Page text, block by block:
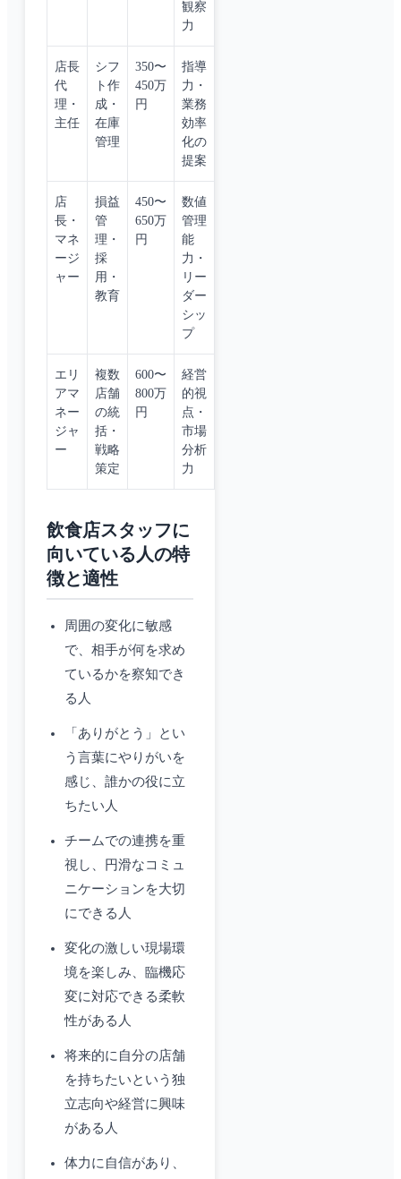
観察
力
店長
代
理・
主任
シフ
ト作
成・
在庫
管理
350〜
450万
円
指導
力・
業務
効率
化の
提案
店
長・
マネ
ージ
ャー
損益
管
理・
採
用・
教育
450〜
650万
円
数値
管理
能
力・
リー
ダー
シッ
プ
エリ
アマ
ネー
ジャ
ー
複数
店舗
の統
括・
戦略
策定
600〜
800万
円
経営
的視
点・
市場
分析
力
飲食店スタッフに
向いている人の特
徴と適性
周囲の変化に敏感
で、相手が何を求め
ているかを察知でき
る人
「ありがとう」とい
う言葉にやりがいを
感じ、誰かの役に立
ちたい人
チームでの連携を重
視し、円滑なコミュ
ニケーションを大切
にできる人
変化の激しい現場環
境を楽しみ、臨機応
変に対応できる柔軟
性がある人
将来的に自分の店舗
を持ちたいという独
立志向や経営に興味
がある人
体力に自信があり、